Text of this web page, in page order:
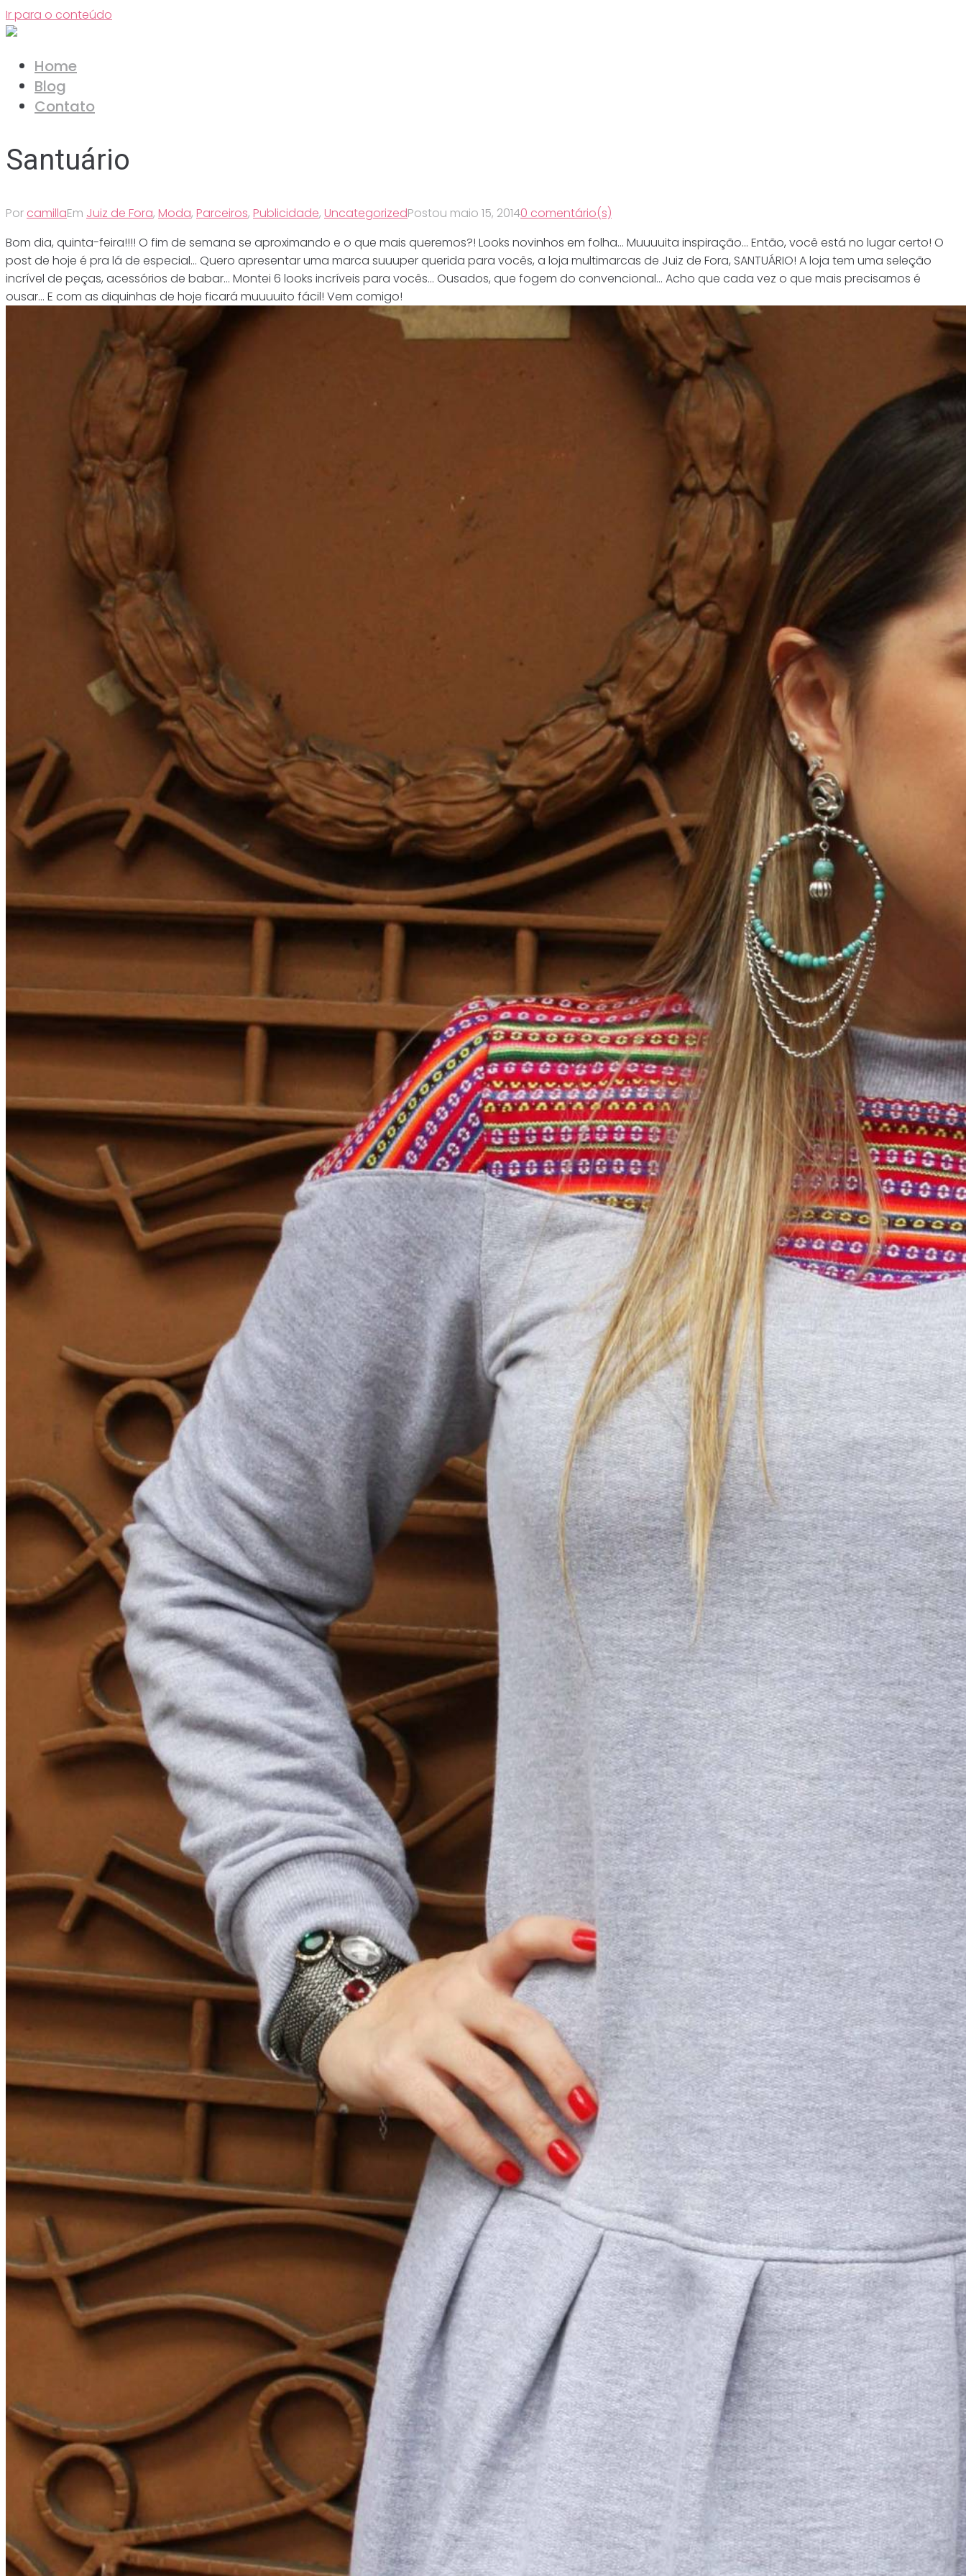
Ir para o conteúdo
Home
Blog
Contato
Santuário
Por camillaEm Juiz de Fora, Moda, Parceiros, Publicidade, UncategorizedPostou maio 15, 20140 comentário(s)
Bom dia, quinta-feira!!!! O fim de semana se aproximando e o que mais queremos?! Looks novinhos em folha… Muuuuita inspiração… Então, você está no lugar certo! O
post de hoje é pra lá de especial… Quero apresentar uma marca suuuper querida para vocês, a loja multimarcas de Juiz de Fora, SANTUÁRIO! A loja tem uma seleção
incrível de peças, acessórios de babar… Montei 6 looks incríveis para vocês… Ousados, que fogem do convencional… Acho que cada vez o que mais precisamos é
ousar… E com as diquinhas de hoje ficará muuuuito fácil! Vem comigo!